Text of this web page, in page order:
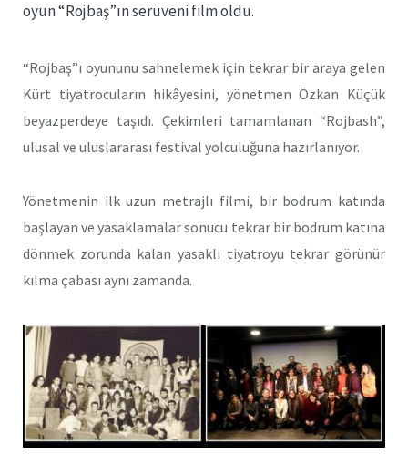
oyun “Rojbaş”ın serüveni film oldu.
“Rojbaş”ı oyununu sahnelemek için tekrar bir araya gelen
Kürt tiyatrocuların hikâyesini, yönetmen Özkan Küçük
beyazperdeye taşıdı. Çekimleri tamamlanan “Rojbash”,
ulusal ve uluslararası festival yolculuğuna hazırlanıyor.
Yönetmenin ilk uzun metrajlı filmi, bir bodrum katında
başlayan ve yasaklamalar sonucu tekrar bir bodrum katına
dönmek zorunda kalan yasaklı tiyatroyu tekrar görünür
kılma çabası aynı zamanda.